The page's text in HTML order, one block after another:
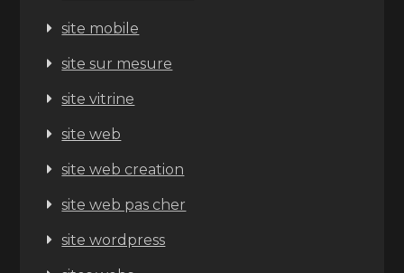
site mobile
site sur mesure
site vitrine
site web
site web creation
site web pas cher
site wordpress